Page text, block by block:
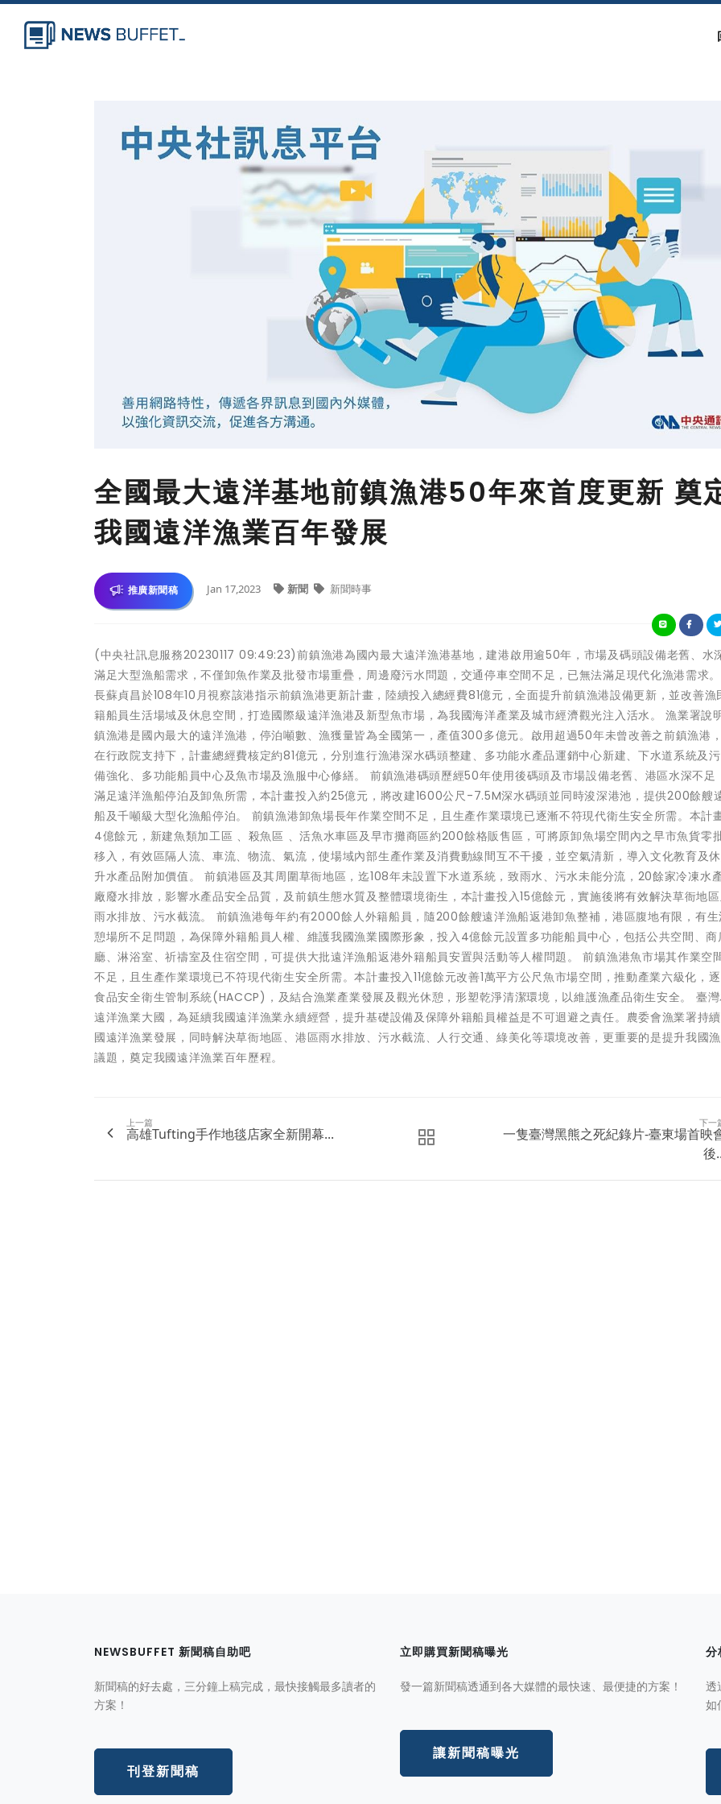
全國最大遠洋基地前鎮漁港50年來首度更新 奠
我國遠洋漁業百年發展
推廣新聞稿 Jan 17,2023 新聞 新聞時事
(中央社訊息服務20230117 09:49:23)前鎮漁港為國內最大遠洋漁港基地，建港啟用逾50年，市場及碼頭設備老舊、水
滿足大型漁船需求，不僅卸魚作業及批發市場重疊，周邊廢污水問題，交通停車空間不足，已無法滿足現代化漁港需求
長蘇貞昌於108年10月視察該港指示前鎮漁港更新計畫，陸續投入總經費81億元，全面提升前鎮漁港設備更新，並改善漁
籍船員生活場域及休息空間，打造國際級遠洋漁港及新型魚市場，為我國海洋產業及城市經濟觀光注入活水。 漁業署說
鎮漁港是國內最大的遠洋漁港，停泊噸數、漁獲量皆為全國第一，產值300多億元。啟用超過50年未曾改善之前鎮漁港
在行政院支持下，計畫總經費核定約81億元，分別進行漁港深水碼頭整建、多功能水產品運銷中心新建、下水道系統及
備強化、多功能船員中心及魚市場及漁服中心修繕。 前鎮漁港碼頭歷經50年使用後碼頭及市場設備老舊、港區水深不足
滿足遠洋漁船停泊及卸魚所需，本計畫投入約25億元，將改建1600公尺-7.5M深水碼頭並同時浚深港池，提供200餘艘
船及千噸級大型化漁船停泊。 前鎮漁港卸魚場長年作業空間不足，且生產作業環境已逐漸不符現代衛生安全所需。本計
4億餘元，新建魚類加工區 、殺魚區 、活魚水車區及早市攤商區約200餘格販售區，可將原卸魚場空間內之早市魚貨零
移入，有效區隔人流、車流、物流、氣流，使場域內部生產作業及消費動線間互不干擾，並空氣清新，導入文化教育及
升水產品附加價值。 前鎮港區及其周圍草衙地區，迄108年未設置下水道系統，致雨水、污水未能分流，20餘家冷凍水
廠廢水排放，影響水產品安全品質，及前鎮生態水質及整體環境衛生，本計畫投入15億餘元，實施後將有效解決草衙地
雨水排放、污水截流。 前鎮漁港每年約有2000餘人外籍船員，隨200餘艘遠洋漁船返港卸魚整補，港區腹地有限，有
憩場所不足問題，為保障外籍船員人權、維護我國漁業國際形象，投入4億餘元設置多功能船員中心，包括公共空間、
廳、淋浴室、祈禱室及住宿空間，可提供大批遠洋漁船返港外籍船員安置與活動等人權問題。 前鎮漁港魚市場其作業空
不足，且生產作業環境已不符現代衛生安全所需。本計畫投入11億餘元改善1萬平方公尺魚市場空間，推動產業六級化，
食品安全衛生管制系統(HACCP)，及結合漁業產業發展及觀光休憩，形塑乾淨清潔環境，以維護漁產品衛生安全。 臺
遠洋漁業大國，為延續我國遠洋漁業永續經營，提升基礎設備及保障外籍船員權益是不可迴避之責任。農委會漁業署持
國遠洋漁業發展，同時解決草衙地區、港區雨水排放、污水截流、人行交通、綠美化等環境改善，更重要的是提升我國
議題，奠定我國遠洋漁業百年歷程。
上一篇
高雄Tufting手作地毯店家全新開幕...
下一
一隻臺灣黑熊之死紀錄片-臺東場首映
後
NEWSBUFFET 新聞稿自助吧
新聞稿的好去處，三分鐘上稿完成，最快接觸最多讀者的
方案！
刊登新聞稿
立即購買新聞稿曝光
發一篇新聞稿透通到各大媒體的最快速、最便捷的方案！
讓新聞稿曝光
分
透
如